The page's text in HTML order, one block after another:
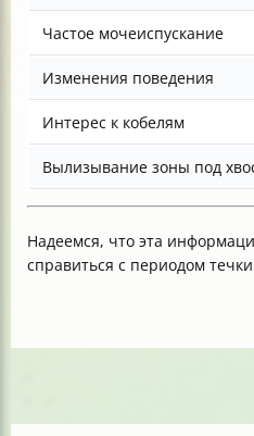
Частое мочеиспускание
Изменения поведения
Интерес к кобелям
Вылизывание зоны под
Надеемся, что эта
справиться с периодом